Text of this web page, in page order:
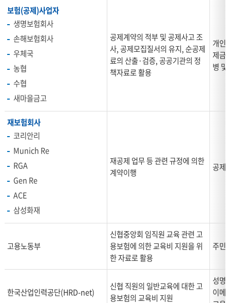
명
표
로
는
자
제
제
공
목,
이
보험(공제)사업자
생명보험회사
손해보험회사
우체국
농협
수협
새마을금고
공제계약의 적부 및 공제사고 조
사, 공제모집질서의 유지, 순공제
료의 산출·검증, 공공기관의 정
책자료로 활용
개인
제금
병 및
재보험회사
코리안리
Munich Re
RGA
Gen Re
ACE
삼성화재
재공제 업무 등 관련 규정에 의한
계약이행
공제
고용노동부
신협중앙회 임직원 교육 관련 고
용보험에 의한 교육비 지원을 위
한 자료로 활용
주민
한국산업인력공단(HRD-net)
신협 직원의 일반교육에 대한 고
용보험의 교육비 지원
성명
이메